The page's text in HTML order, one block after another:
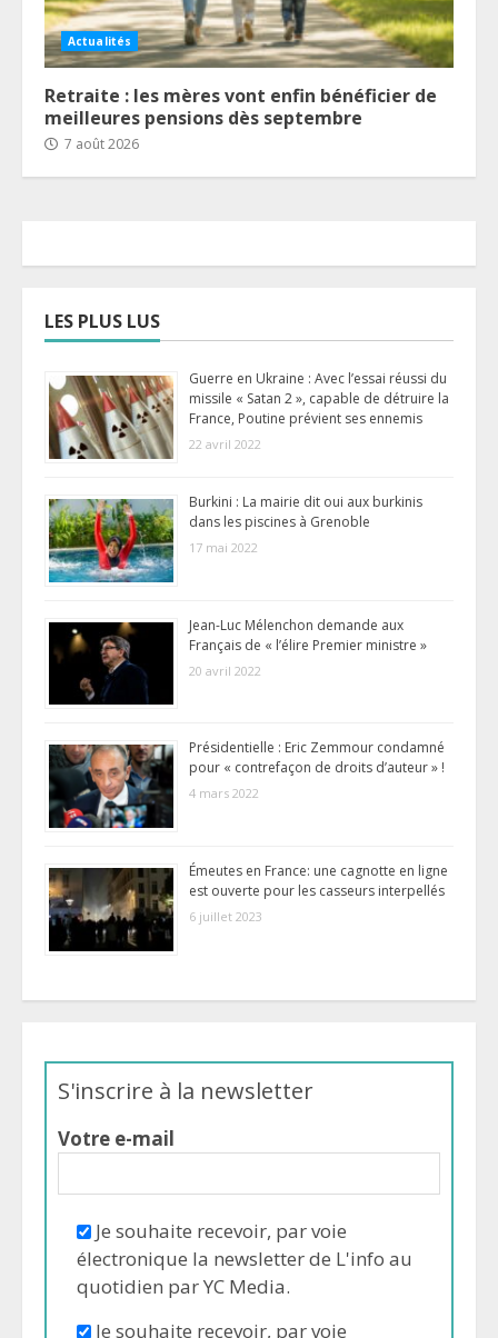
Actualités
Retraite : les mères vont enfin bénéficier de
meilleures pensions dès septembre
7 août 2026
LES PLUS LUS
Guerre en Ukraine : Avec l’essai réussi du
missile « Satan 2 », capable de détruire la
France, Poutine prévient ses ennemis
22 avril 2022
Burkini : La mairie dit oui aux burkinis
dans les piscines à Grenoble
17 mai 2022
Jean-Luc Mélenchon demande aux
Français de « l’élire Premier ministre »
20 avril 2022
Présidentielle : Eric Zemmour condamné
pour « contrefaçon de droits d’auteur » !
4 mars 2022
Émeutes en France: une cagnotte en ligne
est ouverte pour les casseurs interpellés
6 juillet 2023
S'inscrire à la newsletter
Votre e-mail
Je souhaite recevoir, par voie
électronique la newsletter de L'info au
quotidien par YC Media.
Je souhaite recevoir, par voie